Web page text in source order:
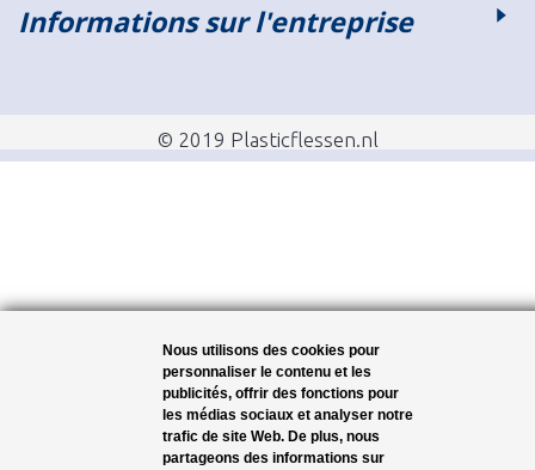
Informations sur l'entreprise
© 2019 Plasticflessen.nl
Nous utilisons des cookies pour
personnaliser le contenu et les
publicités, offrir des fonctions pour
les médias sociaux et analyser notre
trafic de site Web. De plus, nous
partageons des informations sur